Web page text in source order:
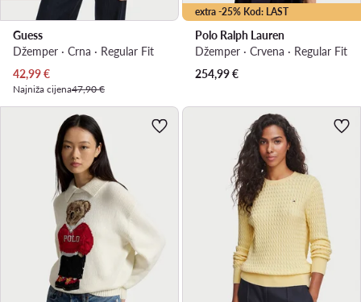
Guess
Džemper · Crna · Regular Fit
Trenutna cijena
42,99€
Najniža cijena47,90 €
extra -25% Kod: LAST
Polo Ralph Lauren
Džemper · Crvena · Regular Fit
254,99€